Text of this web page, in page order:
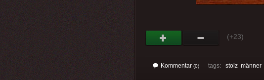
(+23)
Kommentar (0) tags: stolz männer